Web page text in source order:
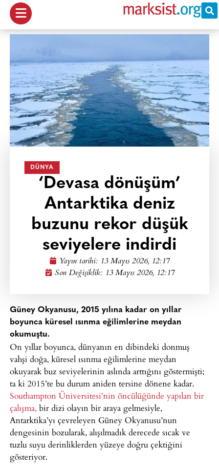
DÜNYA
‘Devasa dönüşüm’
Antarktika deniz
buzunu rekor düşük
seviyelere indirdi
Yayın tarihi: 13 Mayıs 2026, 12:17
Son Değişiklik: 13 Mayıs 2026, 12:17
Güney Okyanusu, 2015 yılına kadar on yıllar
boyunca küresel ısınma eğilimlerine meydan
okumuştu.
On yıllar boyunca, dünyanın en dibindeki donmuş
vahşi doğa, küresel ısınma eğilimlerine meydan
okuyarak buz seviyelerinin aslında arttığını göstermişti;
ta ki 2015’te bu durum aniden tersine dönene kadar.
Southampton Üniversitesi’nin öncülüğünde yapılan bir
çalışma, bir dizi olayın bir araya gelmesiyle,
Antarktika’yı çevreleyen Güney Okyanusu’nun
dengesinin bozularak, alışılmadık derecede sıcak ve
tuzlu suyu derinliklerden yüzeye doğru çektiğini
gösteriyor.